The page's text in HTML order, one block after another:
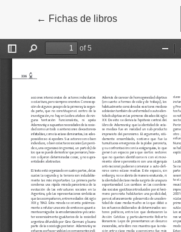
← Volver a los detalles del artículo
Fichas de libros